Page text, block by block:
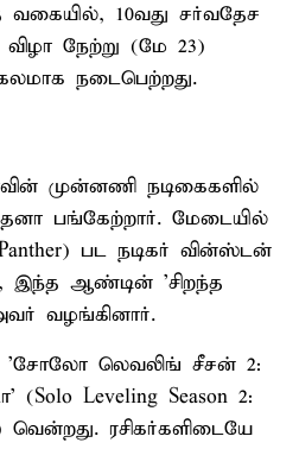
வகையில், 10வது சர்வதேச
விழா நேற்று (மே 23)
நடைபெற்றது.
முன்னணி நடிகைகளில்
பங்கேற்றார். மேடையில்
பட நடிகர் வின்ஸ்டன்
இந்த ஆண்டின் 'சிறந்த
வழங்கினார்.
’சோலோ லெவலிங் சீசன் 2:
Leveling Season 2:
வென்றது. ரசிகர்களிடையே